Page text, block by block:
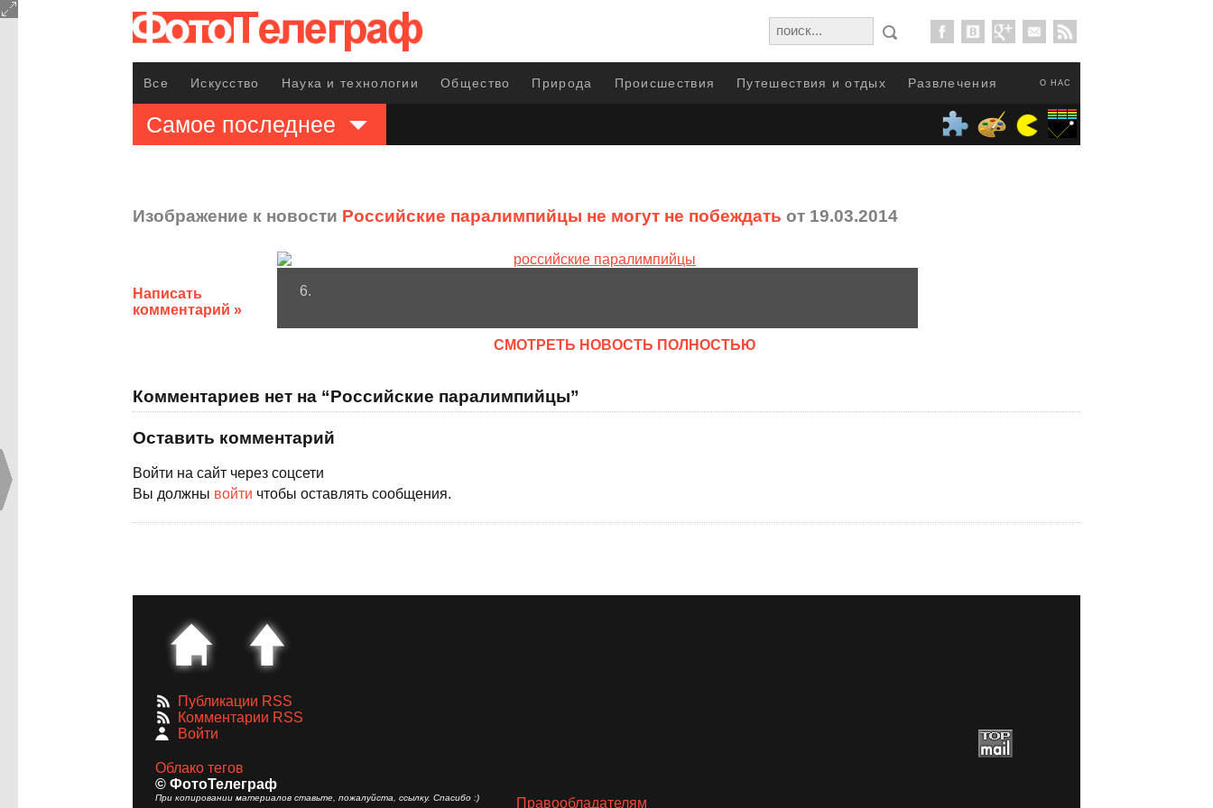
О НАС
Все Искусство Наука и технологии Общество Природа Происшествия Путешествия и отдых Развлечения
Самое последнее
Изображение к новости Российские паралимпийцы не могут не побеждать от 19.03.2014
Написать
комментарий »
6.
CМОТРЕТЬ НОВОСТЬ ПОЛНОСТЬЮ
Комментариев нет на “Российские паралимпийцы”
Оставить комментарий
Войти на сайт через соцсети
Вы должны войти чтобы оставлять сообщения.
Публикации RSS
Комментарии RSS
Войти
Облако тегов
© ФотоТелеграф
При копировании материалов ставьте, пожалуйста, ссылку. Спасибо :) Правообладателям